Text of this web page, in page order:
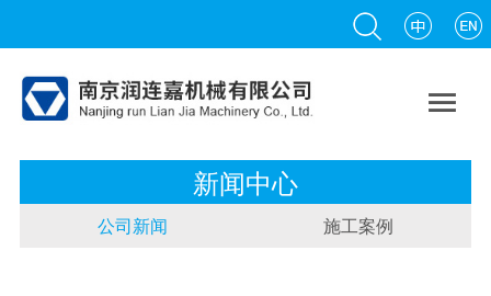

新闻中心
公司新闻 施工案例